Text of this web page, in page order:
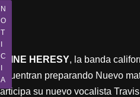
N
O
T
C
A
DIVINE HERESY, la banda
encuentran preparando Nuevo
su nuevo vocalista